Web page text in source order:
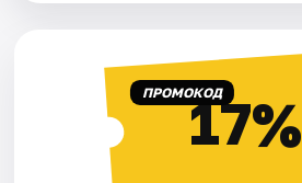
ПРОМОКОД17%